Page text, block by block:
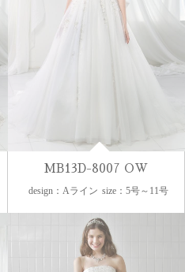
MB13D-8007 OW
design：Aライン size：5号～11号